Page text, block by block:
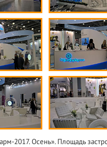
2017. Осень». Площадь